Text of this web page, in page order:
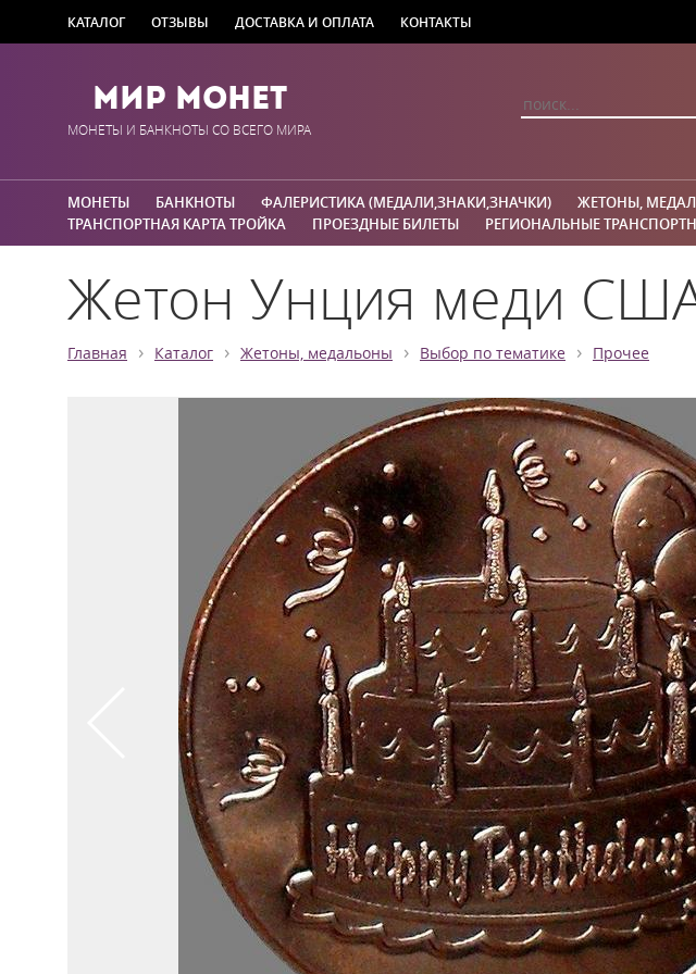
КАТАЛОГ ОТЗЫВЫ ДОСТАВКА И ОПЛАТА КОНТАКТЫ
Мир Монет
МОНЕТЫ И БАНКНОТЫ СО ВСЕГО МИРА
МОНЕТЫ БАНКНОТЫ ФАЛЕРИСТИКА (МЕДАЛИ,ЗНАКИ,ЗНАЧКИ) ЖЕТОНЫ,
ТРАНСПОРТНАЯ КАРТА ТРОЙКА
ПРОЕЗДНЫЕ БИЛЕТЫ РЕГИОНАЛЬНЫЕ
Жетон Унция меди
Главная › Каталог › Жетоны, медальоны › Выбор по тематике › Прочее